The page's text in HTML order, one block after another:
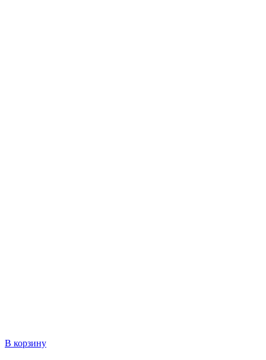
В корзину